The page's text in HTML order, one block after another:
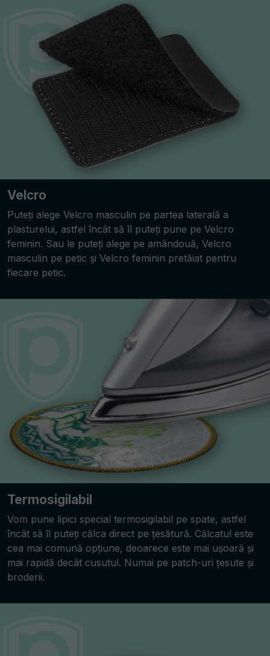
Velcro
Puteți alege Velcro masculin pe partea laterală a
plasturelui, astfel încât să îl puteți pune pe Velcro
feminin. Sau le puteți alege pe amândouă, Velcro
masculin pe petic și Velcro feminin pretăiat pentru
fiecare petic.
Termosigilabil
Vom pune lipici special termosigilabil pe spate, astfel
încât să îl puteți călca direct pe țesătură. Călcatul este
cea mai comună opțiune, deoarece este mai ușoară și
mai rapidă decât cusutul. Numai pe patch-uri țesute și
broderii.